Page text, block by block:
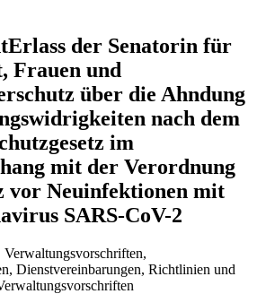
Erlass der Senatorin für
Frauen und
über die Ahndung
nach dem
im
mit der Verordnung
vor Neuinfektionen mit
SARS-CoV-2
Verwaltungsvorschriften,
Dienstvereinbarungen, Richtlinien und